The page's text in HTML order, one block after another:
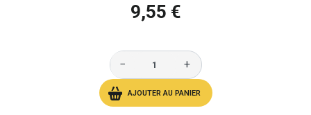
9,55 €
− +
AJOUTER AU PANIER